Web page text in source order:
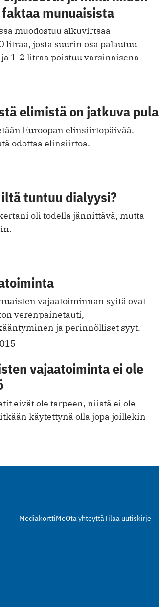
munuaisista
muodostuu alkuvirtsaa
litraa, josta suurin osa palautuu
1-2 litraa poistuu varsinaisena
elimistä on jatkuva pula
Euroopan elinsiirtopäivää.
odottaa elinsiirtoa.
tuntuu dialyysi?
oli todella jännittävä, mutta
vajaatoiminnan syitä ovat
verenpainetauti,
ja perinnölliset syyt.
vajaatoiminta ei ole
eivät ole tarpeen, niistä ei ole
käytettynä olla jopa joillekin
MediakorttiMeOta yhteyttäTilaa uutiskirje